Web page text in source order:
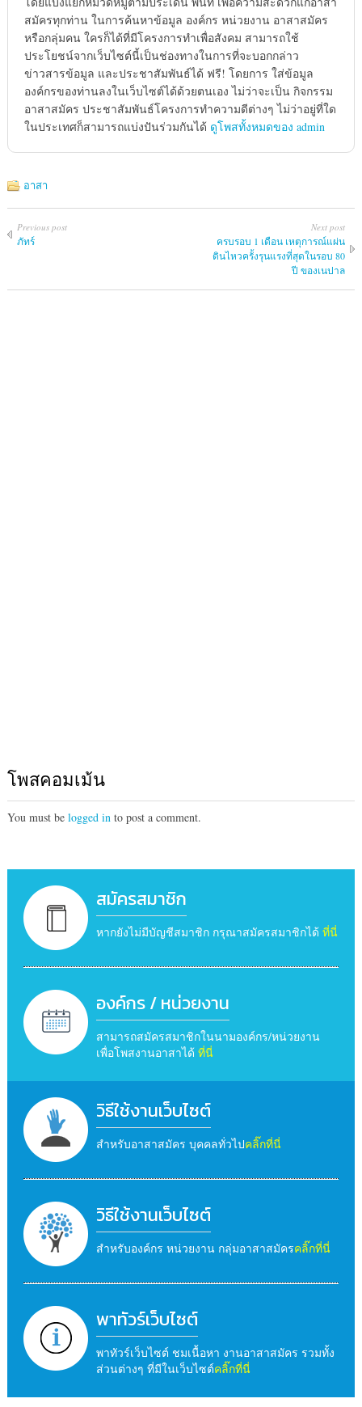
สมัครทุกท่าน ในการค้นหาข้อมูล องค์กร หน่วยงาน อาสาสมัคร
หรือกลุ่มคน ใครก็ได้ที่มีโครงการทำเพื่อสังคม สามารถใช้
ประโยชน์จากเว็บไซต์นี้เป็นช่องทางในการที่จะบอกกล่าว
ข่าวสารข้อมูล และประชาสัมพันธ์ได้ ฟรี! โดยการ ใส่ข้อมูล
องค์กรของท่านลงในเว็บไซต์ได้ด้วยตนเอง ไม่ว่าจะเป็น กิจกรรม
อาสาสมัคร ประชาสัมพันธ์โครงการทำความดีต่างๆ ไม่ว่าอยู่ที่ใด
ในประเทศก็สามารถแบ่งปันร่วมกันได้ ดูโพสทั้งหมดของ admin
อาสา
Previous post
ภัทร์
Next post
ครบรอบ 1 เดือน เหตุการณ์แผ่น
ดินไหวครั้งรุนแรงที่สุดในรอบ 80
ปี ของเนปาล
โพสคอมเม้น
You must be logged into post a comment.
สมัครสมาชิก
หากยังไม่มีบัญชีสมาชิก กรุณาสมัครสมาชิกได้ ที่นี่
องค์กร / หน่วยงาน
สามารถสมัครสมาชิกในนามองค์กร/หน่วยงาน
เพื่อโพสงานอาสาได้ ที่นี่
วิธีใช้งานเว็บไซต์
สำหรับอาสาสมัคร บุคคลทั่วไปคลิ๊กที่นี่
วิธีใช้งานเว็บไซต์
สำหรับองค์กร หน่วยงาน กลุ่มอาสาสมัครคลิ๊กที่นี่
พาทัวร์เว็บไซต์
พาทัวร์เว็บไซต์ ชมเนื้อหา งานอาสาสมัคร รวมทั้ง
ส่วนต่างๆ ที่มีในเว็บไซต์คลิ๊กที่นี่